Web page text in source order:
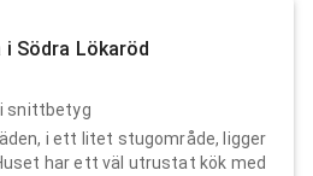
Södra Lökaröd
snittbetyg
i ett litet stugområde, ligger
har ett väl utrustat kök med